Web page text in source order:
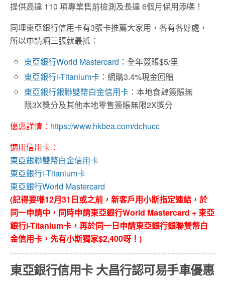
提供高達 110 項專業售前檢測及長達 6個月保用添㗎！
同埋東亞銀行信用卡有3張卡推薦大家用，各有各好處，
所以申請晒三張就最抵：
東亞銀行World Mastercard ：全年簽賬$5/里
東亞銀行i-Titanium卡 ：網購3.4%現金回贈
東亞銀行銀聯雙幣白金信用卡 ：本地食肆簽賬無
限3X獎分及其他本地零售簽賬無限2X獎分
優惠詳情： https://www.hkbea.com/dchucc
適用信用卡：
東亞銀聯雙幣白金信用卡
東亞銀行i-Titanium卡
東亞銀行World Mastercard
(記得要喺12月31日或之前，新客戶用小斯指定連結，於
同一申請中，同時申請東亞銀行World Mastercard + 東亞
銀行i-Titanium卡，再於同一日申請東亞銀行銀聯雙幣白
金信用卡，先有小斯獨家$2,400呀！)
東亞銀行信用卡 大昌行認可易手車優惠